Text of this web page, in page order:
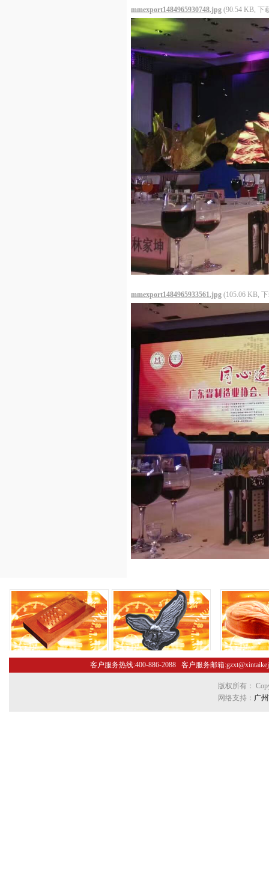
mmexport1484965930748.jpg (90.54 KB, 下
mmexport1484965933561.jpg (105.06 KB,
客户服务热线:400-886-2088 客户服务邮箱
版权所有：
网络支持： 广